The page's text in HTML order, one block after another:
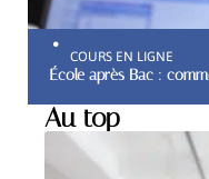
COURS EN LIGNE
École après Bac :
Au top